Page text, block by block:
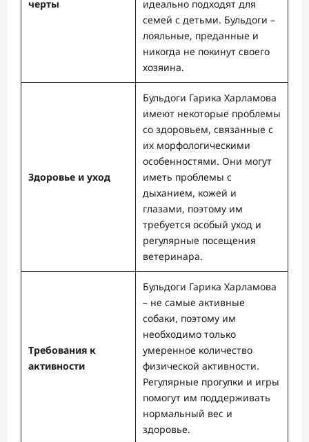
черты
идеально подходят для
семей с детьми. Бульдоги –
лояльные, преданные и
никогда не покинут своего
хозяина.
Здоровье и уход
Бульдоги Гарика Харламова
имеют некоторые проблемы
со здоровьем, связанные с
их морфологическими
особенностями. Они могут
иметь проблемы с
дыханием, кожей и
глазами, поэтому им
требуется особый уход и
регулярные посещения
ветеринара.
Требования к
активности
Бульдоги Гарика Харламова
– не самые активные
собаки, поэтому им
необходимо только
умеренное количество
физической активности.
Регулярные прогулки и игры
помогут им поддерживать
нормальный вес и
здоровье.